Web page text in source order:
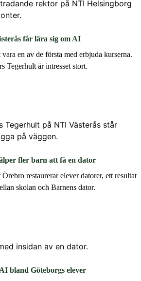
får lära sig om AI
en av de första med erbjuda kurserna.
Tegerhult är intresset stort.
fler barn att få en dator
restaurerar elever datorer, ett resultat
skolan och Barnens dator.
bland Göteborgs elever